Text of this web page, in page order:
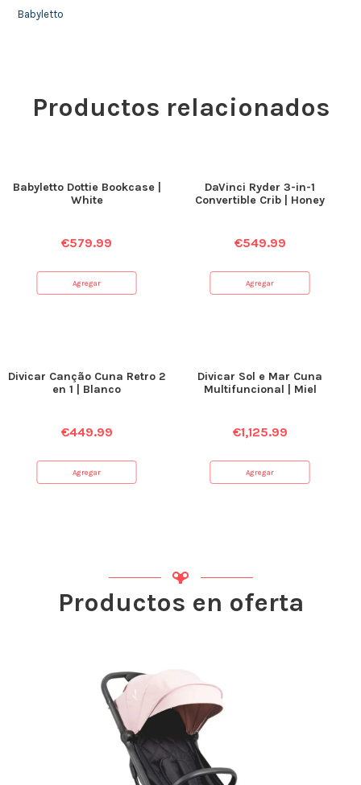
Babyletto
Productos relacionados
Babyletto Dottie Bookcase |
White
€579.99
Agregar
DaVinci Ryder 3-in-1
Convertible Crib | Honey
€549.99
Agregar
Divicar Canção Cuna Retro 2
en 1 | Blanco
€449.99
Agregar
Divicar Sol e Mar Cuna
Multifuncional | Miel
€1,125.99
Agregar
Productos en oferta